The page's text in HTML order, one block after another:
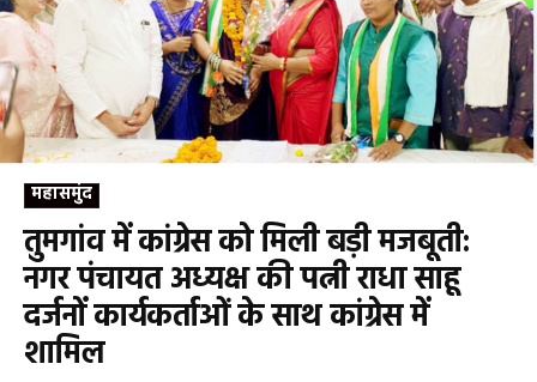
महासमुंद
तुमगांव में कांग्रेस को मिली बड़ी मजबूती:
नगर पंचायत अध्यक्ष की पत्नी राधा साहू
दर्जनों कार्यकर्ताओं के साथ कांग्रेस में
शामिल